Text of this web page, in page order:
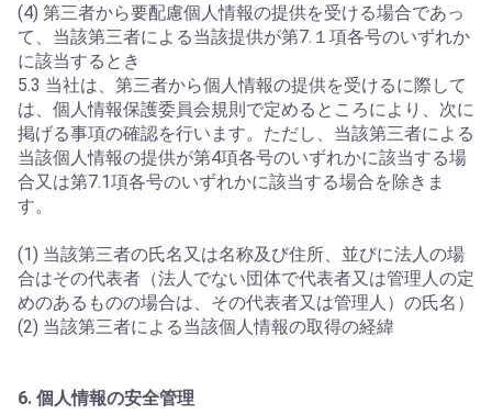
(4) 第三者から要配慮個人情報の提供を受ける場合であっ
て、当該第三者による当該提供が第7.１項各号のいずれか
に該当するとき
5.3 当社は、第三者から個人情報の提供を受けるに際して
は、個人情報保護委員会規則で定めるところにより、次に
掲げる事項の確認を行います。ただし、当該第三者による
当該個人情報の提供が第4項各号のいずれかに該当する場
合又は第7.1項各号のいずれかに該当する場合を除きま
す。
(1) 当該第三者の氏名又は名称及び住所、並びに法人の場
合はその代表者（法人でない団体で代表者又は管理人の定
めのあるものの場合は、その代表者又は管理人）の氏名）
(2) 当該第三者による当該個人情報の取得の経緯
6. 個人情報の安全管理